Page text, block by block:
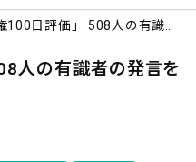
100日評価」 508人の有識者
人の有識者の発言を